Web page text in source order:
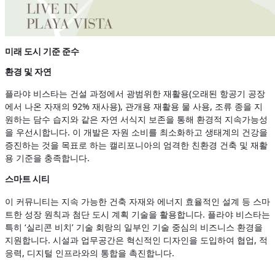
미래 도시 기준 준수
환경 및 자연
플라야 비스타는 건설 과정에서 광범위한 재활용(오래된 항공기 공장
에서 나온 자재의 92% 재사용), 관개용 재활용 물 사용, 조류 종을 지
원하는 담수 습지와 같은 자연 서식지 보존을 통해 환경적 지속가능성
을 우선시합니다. 이 개발은 자원 소비를 최소화하고 생태계의 건강을
증진하는 것을 목표로 하는 캘리포니아의 엄격한 친환경 건축 및 재활
용 기준을 충족합니다.
스마트 시티
이 커뮤니티는 지속 가능한 건축 자재와 에너지 효율적인 설계 등 스마
트한 성장 원칙과 첨단 도시 계획 기술을 활용합니다. 플라야 비스타는
특히 ‘실리콘 비치’ 기술 회랑의 일부인 기술 중심의 비즈니스 환경을
지원합니다. 시설과 업무공간은 혁신적인 디자인을 도입하여 협업, 적
응력, 디지털 인프라와의 통합을 촉진합니다.